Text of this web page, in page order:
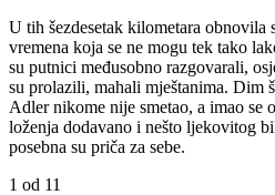
U tih šezdesetak kilometara obnovila
vremena koja se ne mogu tek tako
su putnici međusobno razgovarali,
su prolazili, mahali mještanima. Dim
Adler nikome nije smetao, a imao se
loženja dodavano i nešto ljekovitog
posebna su priča za sebe.
1 od 11